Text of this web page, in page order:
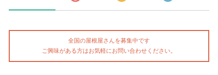
全国の屋根屋さんを募集中です
ご興味がある方はお気軽にお問い合わせください。